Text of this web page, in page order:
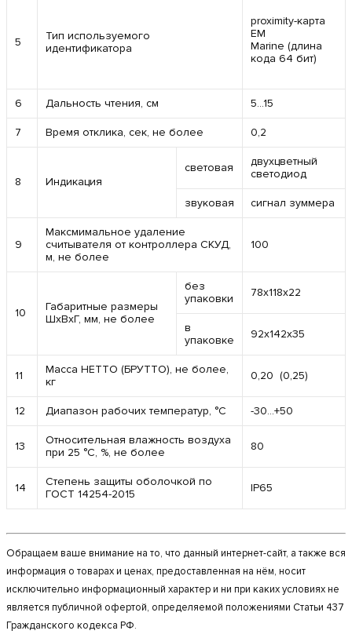
5
Тип используемого
идентификатора
proximity-карта
EM
Marine (длина
кода 64 бит)
6 Дальность чтения, см 5…15
7 Время отклика, сек, не более 0,2
8 Индикация
световая
двухцветный
светодиод
звуковая сигнал зуммера
9
Максмимальное удаление
считывателя от контроллера СКУД,
м, не более
100
10
Габаритные размеры
ШхВхГ, мм, не более
без
упаковки
78х118х22
в
упаковке
92х142х35
11
Масса НЕТТО (БРУТТО), не более,
кг
0,20 (0,25)
12 Диапазон рабочих температур, °С -30…+50
13
Относительная влажность воздуха
при 25 °С, %, не более
80
14
Степень защиты оболочкой по
ГОСТ 14254-2015
IP65
Обращаем ваше внимание на то, что данный интернет-сайт, а также вся
информация о товарах и ценах, предоставленная на нём, носит
исключительно информационный характер и ни при каких условиях не
является публичной офертой, определяемой положениями Статьи 437
Гражданского кодекса РФ.